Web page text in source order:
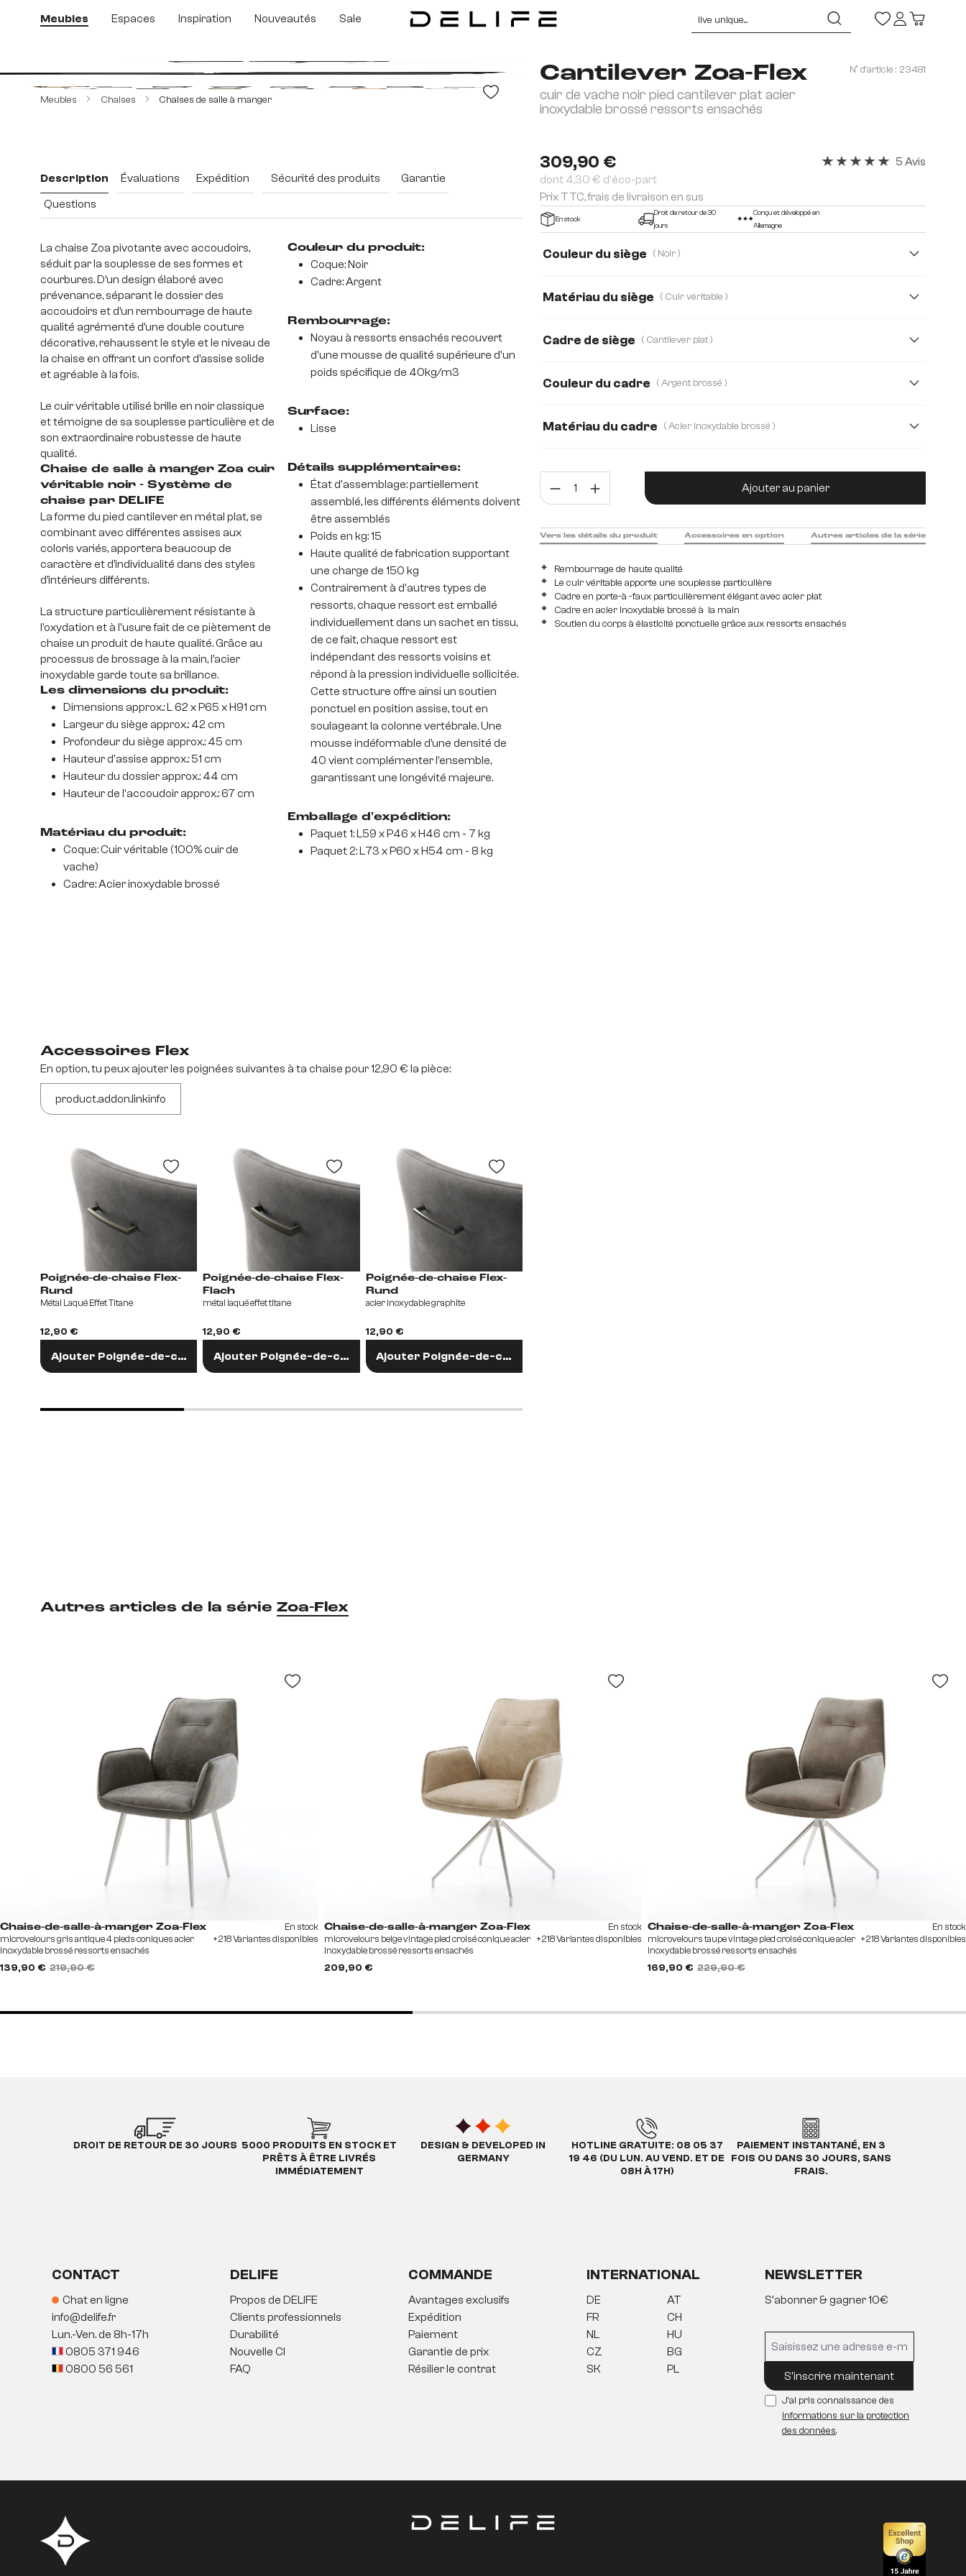
au contenu principal
Passer à la recherche
Passer à la navigation principale
Meubles Espaces Inspiration Nouveautés Sale
Meubles Chaises Chaises de salle à manger
Cantilever Zoa-Flex
cuir de vache noir pied cantilever plat acier
inoxydable brossé ressorts ensachés
N° d'article : 23481
309,90 €
dont 4,30 € d'éco-part
Prix TTC, frais de livraison en sus
5 Avis
En stock
Droit de retour de 30
jours
Conçu et développé en
Allemagne
Couleur du siège ( Noir )
Matériau du siège ( Cuir véritable )
Tissu microfibre Velours côtelé
Cadre de siège ( Cantilever plat )
Couleur du cadre ( Argent brossé )
Matériau du cadre ( Acier inoxydable brossé )
Quantité de produit : Entrez la quantité
Ajouter au panier
Rembourrage de haute qualité
Le cuir véritable apporte une souplesse particulière
Cadre en porte-à -faux particulièrement élégant avec acier plat
Cadre en acier inoxydable brossé à la main
Soutien du corps à élasticité ponctuelle grâce aux ressorts ensachés
Vers les détails du produit Accessoires en option Autres articles de la série
Description Évaluations Expédition Sécurité des produits
Garantie
Questions
La chaise Zoa pivotante avec accoudoirs,
séduit par la souplesse de ses formes et
courbures. D’un design élaboré avec
prévenance, séparant le dossier des
accoudoirs et d’un rembourrage de haute
qualité agrémenté d’une double couture
décorative, rehaussent le style et le niveau de
la chaise en offrant un confort d’assise solide
et agréable à la fois.
Le cuir véritable utilisé brille en noir classique
et témoigne de sa souplesse particulière et de
son extraordinaire robustesse de haute
qualité.
Chaise de salle à manger Zoa cuir
véritable noir - Système de
chaise par DELIFE
La forme du pied cantilever en métal plat, se
combinant avec différentes assises aux
coloris variés, apportera beaucoup de
caractère et d’individualité dans des styles
d’intérieurs différents.
La structure particulièrement résistante à
l’oxydation et à l'usure fait de ce piètement de
chaise un produit de haute qualité. Grâce au
processus de brossage à la main, l’acier
inoxydable garde toute sa brillance.
Les dimensions du produit:
Dimensions approx.: L 62 x P65 x H91 cm
Largeur du siège approx.: 42 cm
Profondeur du siège approx.: 45 cm
Hauteur d'assise approx.: 51 cm
Hauteur du dossier approx.: 44 cm
Hauteur de l'accoudoir approx.: 67 cm
Matériau du produit:
Coque: Cuir véritable (100% cuir de
vache)
Cadre: Acier inoxydable brossé
Couleur du produit:
Coque: Noir
Cadre: Argent
Rembourrage:
Noyau à ressorts ensachés recouvert
d'une mousse de qualité supérieure d'un
poids spécifique de 40kg/m3
Surface:
Lisse
Détails supplémentaires:
État d'assemblage: partiellement
assemblé, les différents éléments doivent
être assemblés
Poids en kg: 15
Haute qualité de fabrication supportant
une charge de 150 kg
Contrairement à d'autres types de
ressorts, chaque ressort est emballé
individuellement dans un sachet en tissu,
de ce fait, chaque ressort est
indépendant des ressorts voisins et
répond à la pression individuelle sollicitée.
Cette structure offre ainsi un soutien
ponctuel en position assise, tout en
soulageant la colonne vertébrale. Une
mousse indéformable d’une densité de
40 vient complémenter l’ensemble,
garantissant une longévité majeure.
Emballage d'expédition:
Paquet 1: L59 x P46 x H46 cm - 7 kg
Paquet 2: L73 x P60 x H54 cm - 8 kg
Accessoires Flex
En option, tu peux ajouter les poignées suivantes à ta chaise pour 12,90 € la pièce:
product.addon.linkinfo
Poignée-de-chaise Flex-
Rund
Métal Laqué Effet Titane
12,90 €
Ajouter Poignée-de-chaise
Poignée-de-chaise Flex-
Flach
métal laqué effet titane
12,90 €
Ajouter Poignée-de-chaise
Poignée-de-chaise Flex-
Rund
acier inoxydable graphite
12,90 €
Ajouter Poignée-de-chaise
Autres articles de la série Zoa-Flex
Chaise-de-salle-à-manger Zoa-Flex
microvelours gris antique 4 pieds coniques acier
inoxydable brossé ressorts ensachés
139,90 € 219,90 €
En stock
+218 Variantes disponibles
Chaise-de-salle-à-manger Zoa-Flex
microvelours beige vintage pied croisé conique acier
inoxydable brossé ressorts ensachés
209,90 €
En stock
+218 Variantes disponibles
Chaise-de-salle-à-manger Zoa-Flex
microvelours taupe vintage pied croisé conique acier
inoxydable brossé ressorts ensachés
169,90 € 229,90 €
En stock
+218 Variantes disponibles
DROIT DE RETOUR DE 30 JOURS 5000 PRODUITS EN STOCK ET
PRÊTS À ÊTRE LIVRÉS
IMMÉDIATEMENT
DESIGN & DEVELOPED IN
GERMANY
HOTLINE GRATUITE: 08 05 37
19 46 (DU LUN. AU VEND. ET DE
08H À 17H)
PAIEMENT INSTANTANÉ, EN 3
FOIS OU DANS 30 JOURS, SANS
FRAIS.
CONTACT
Chat en ligne
info@delife.fr
Lun.-Ven. de 8h-17h
0805 371 946
0800 56 561
DELIFE
Propos de DELIFE
Clients professionnels
Durabilité
Nouvelle CI
FAQ
COMMANDE
Avantages exclusifs
Expédition
Paiement
Garantie de prix
Résilier le contrat
INTERNATIONAL
DE
FR
NL
CZ
SK
AT
CH
HU
BG
PL
NEWSLETTER
S'abonner & gagner 10€
S'inscrire maintenant
J'ai pris connaissance des
informations sur la protection
des données.